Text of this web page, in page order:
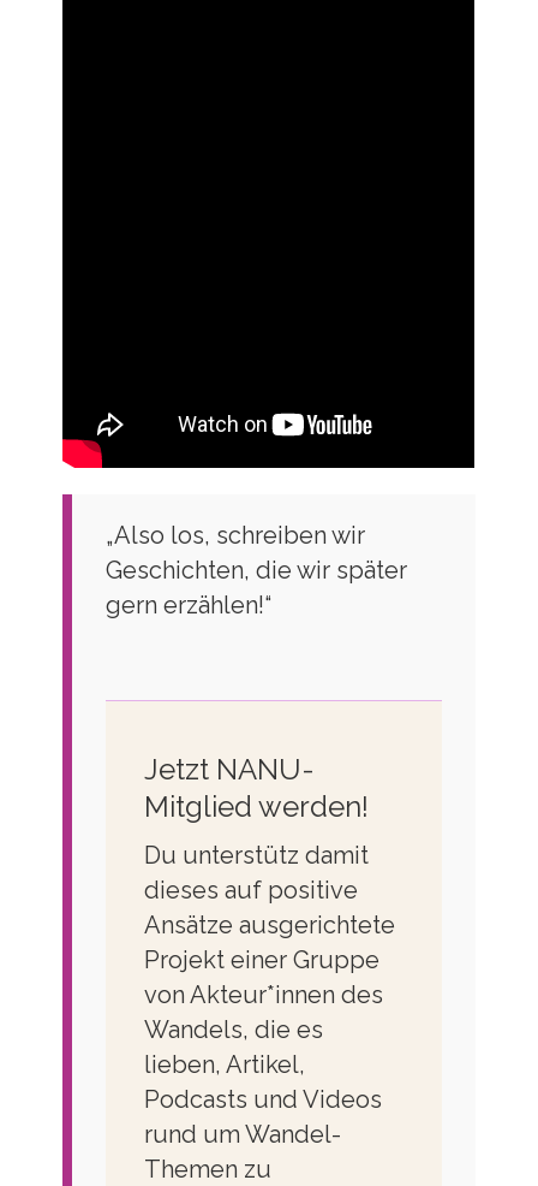
„Also los, schreiben wir
Geschichten, die wir später
gern erzählen!“
Jetzt NANU-
Mitglied werden!
Du unterstütz damit
dieses auf positive
Ansätze ausgerichtete
Projekt einer Gruppe
von Akteur*innen des
Wandels, die es
lieben, Artikel,
Podcasts und Videos
rund um Wandel-
Themen zu